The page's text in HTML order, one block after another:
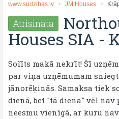
www.sudzibas.lv JM Houses
Atrisināta
Houses SIA -
Solīts makā nekrīt! Šī
par viņa uzņēmumam
jānorēķinās. Samaksa tiek
dienā, bet "tā diena" vēl
neesmu vienīgā, ar kuru